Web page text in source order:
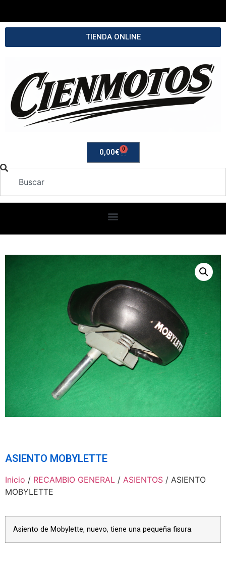
TIENDA ONLINE
0,00€ 0
ASIENTO MOBYLETTE
Inicio / RECAMBIO GENERAL / ASIENTOS / ASIENTO
MOBYLETTE
Asiento de Mobylette, nuevo, tiene una pequeña fisura.